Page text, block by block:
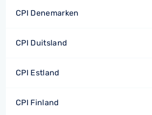
CPI Denemarken
CPI Duitsland
CPI Estland
CPI Finland